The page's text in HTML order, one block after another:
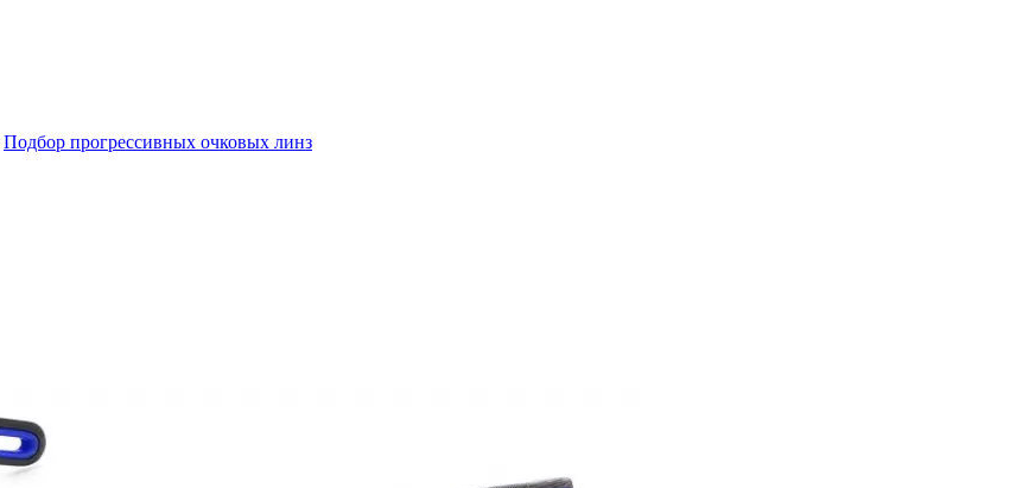
Подбор прогрессивных очковых линз